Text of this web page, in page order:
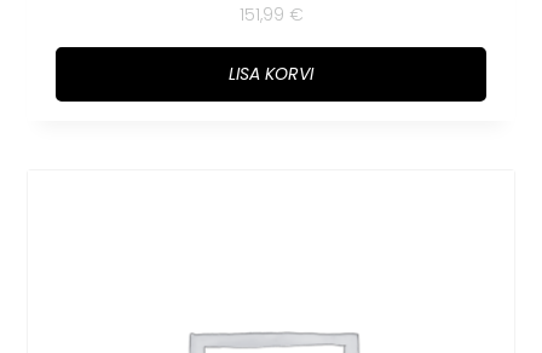
151,99 €
LISA KORVI